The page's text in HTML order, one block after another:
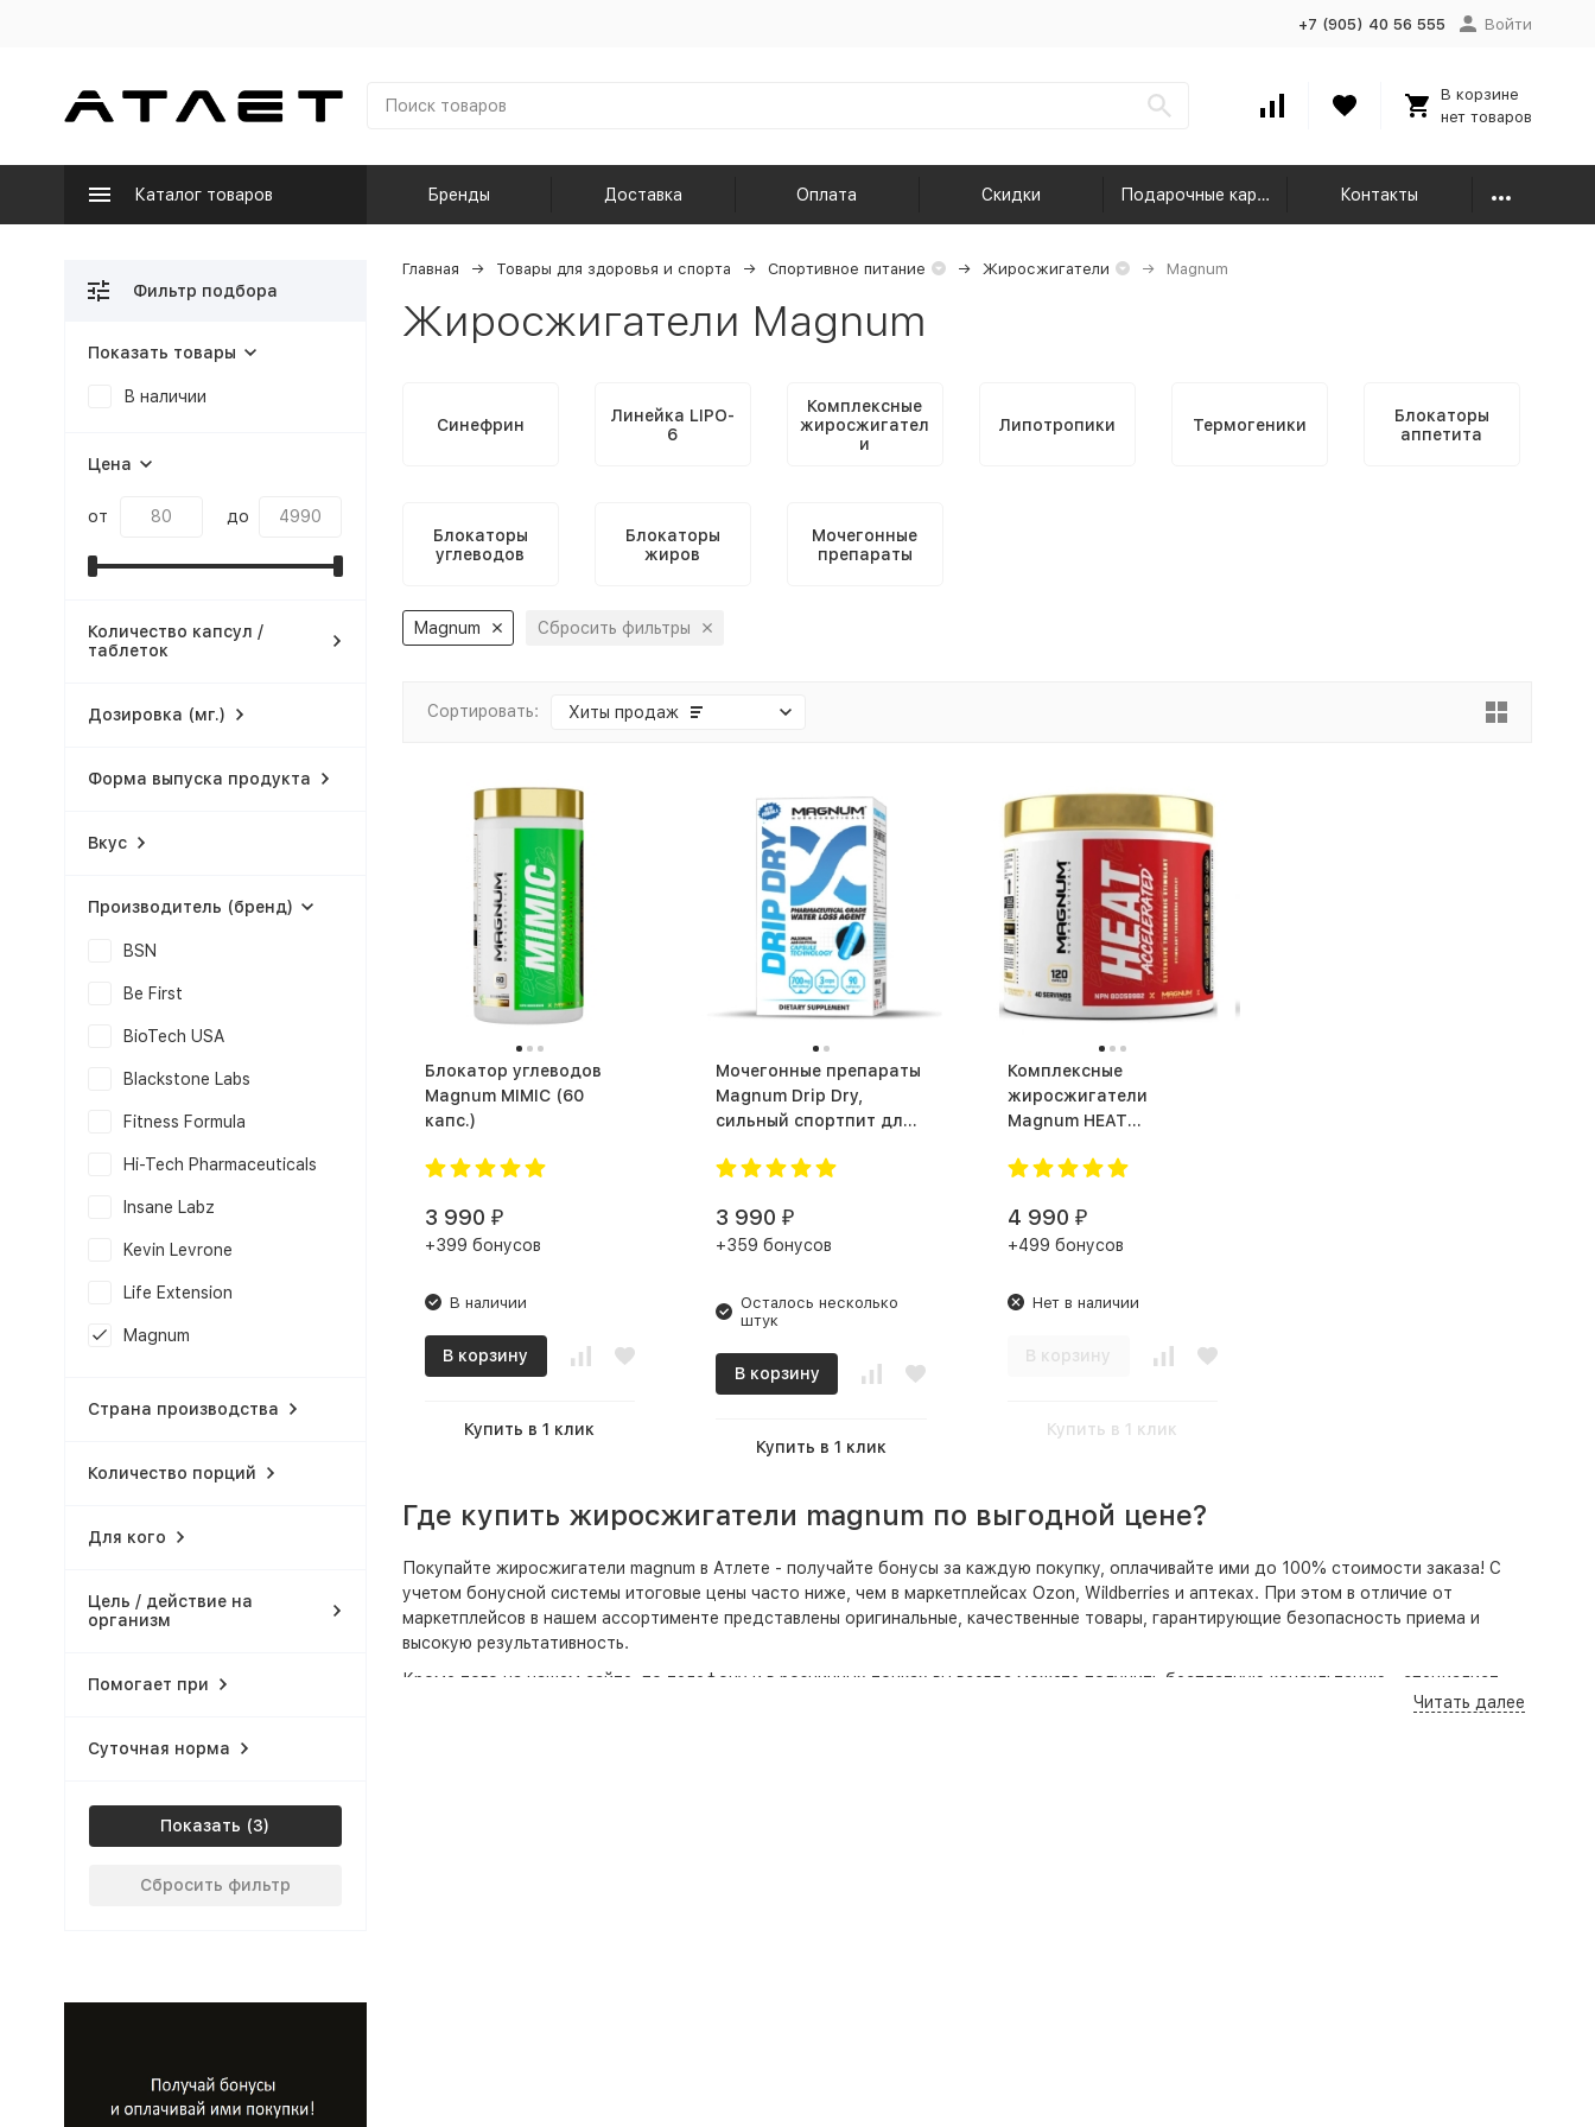
+7 (905) 40 56 555 Войти
В корзине
нет товаров
Каталог товаров Бренды Доставка Оплата Скидки Подарочные карты Контакты
Главная Товары для здоровья и спорта Спортивное питание Жиросжигатели Magnum
Жиросжигатели Magnum
Синефрин
Линейка LIPO-
6
Комплексные
жиросжигател
и
Липотропики Термогеники
Блокаторы
аппетита
Блокаторы
углеводов
Блокаторы
жиров
Мочегонные
препараты
Magnum Сбросить фильтры
Сортировать: Хиты продаж
Блокатор углеводов
Magnum MIMIC (60
капс.)
3 990 ₽
+399 бонусов
В наличии
В корзину
Купить в 1 клик
Мочегонные препараты
Magnum Drip Dry,
сильный спортпит для
жира (90 капс.)
3 990 ₽
+359 бонусов
Осталось несколько
штук
В корзину
Купить в 1 клик
Комплексные
жиросжигатели
Magnum HEAT
4 990 ₽
+499 бонусов
Нет в наличии
В корзину
Купить в 1 клик
Где купить жиросжигатели magnum по выгодной цене?
Покупайте жиросжигатели magnum в Атлете - получайте бонусы за каждую покупку, оплачивайте ими до 100% стоимости заказа! С
учетом бонусной системы итоговые цены часто ниже, чем в маркетплейсах Ozon, Wildberries и аптеках. При этом в отличие от
маркетплейсов в нашем ассортименте представлены оригинальные, качественные товары, гарантирующие безопасность приема и
высокую результативность.
Кроме того на нашем сайте, по телефону и в розничных точках вы всегда можете получить бесплатную консультацию - специалист
Читать далее
Фильтр подбора
Показать товары
В наличии
Цена
от до
Количество капсул /
таблеток
Дозировка (мг.)
Форма выпуска продукта
Вкус
Производитель (бренд)
BSN
Be First
BioTech USA
Blackstone Labs
Fitness Formula
Hi-Tech Pharmaceuticals
Insane Labz
Kevin Levrone
Life Extension
Magnum
NOW Foods
Olimp
Optimum Nutrition
SEI
Ultimate Nutrition
Universal Nutrition
VP Laboratory
Страна производства
Количество порций
Для кого
Цель / действие на
организм
Помогает при
Суточная норма
Показать
Сбросить фильтр